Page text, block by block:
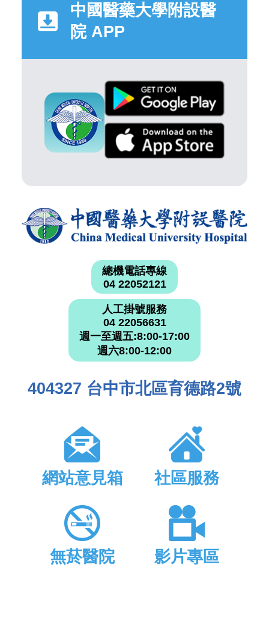
中國醫藥大學附設醫
院 APP
總機電話專線
04 22052121
人工掛號服務
04 22056631
週一至週五:8:00-17:00
週六8:00-12:00
404327 台中市北區育德路2號
網站意見箱 社區服務
無菸醫院 影片專區